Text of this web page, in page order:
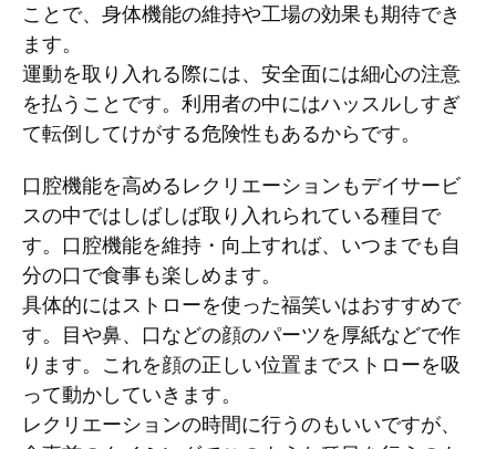
ことで、身体機能の維持や工場の効果も期待でき
ます。
運動を取り入れる際には、安全面には細心の注意
を払うことです。利用者の中にはハッスルしすぎ
て転倒してけがする危険性もあるからです。
口腔機能を高めるレクリエーションもデイサービ
スの中ではしばしば取り入れられている種目で
す。口腔機能を維持・向上すれば、いつまでも自
分の口で食事も楽しめます。
具体的にはストローを使った福笑いはおすすめで
す。目や鼻、口などの顔のパーツを厚紙などで作
ります。これを顔の正しい位置までストローを吸
って動かしていきます。
レクリエーションの時間に行うのもいいですが、